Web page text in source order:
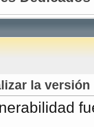
la versión